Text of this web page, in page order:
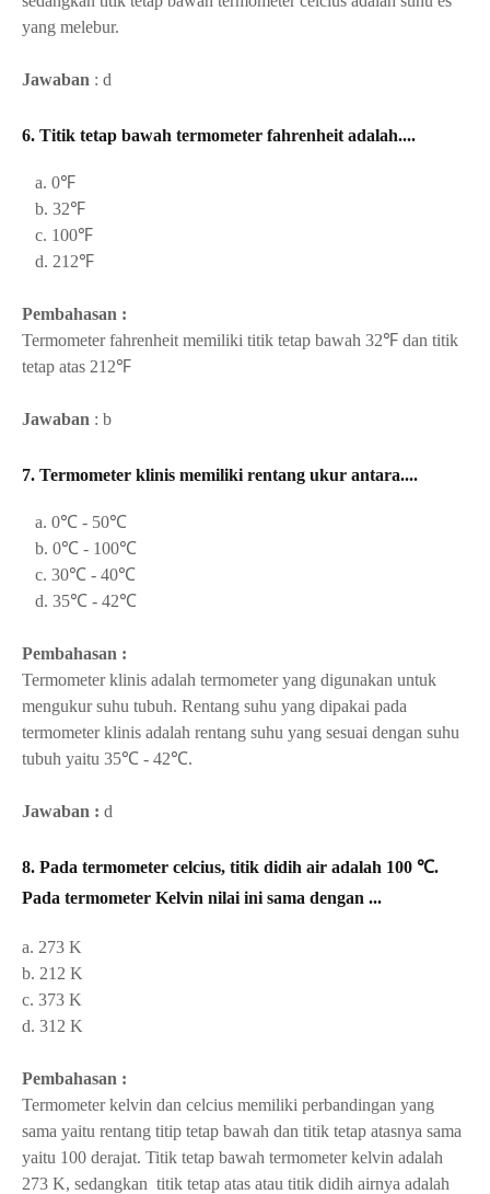
yang melebur.
Jawaban : d
6. Titik tetap bawah termometer fahrenheit adalah....
a. 0℉
b. 32℉
c. 100℉
d. 212℉
Pembahasan :
Termometer fahrenheit memiliki titik tetap bawah 32℉ dan titik
tetap atas 212℉
Jawaban : b
7. Termometer klinis memiliki rentang ukur antara....
a. 0℃ - 50℃
b. 0℃ - 100℃
c. 30℃ - 40℃
d. 35℃ - 42℃
Pembahasan :
Termometer klinis adalah termometer yang digunakan untuk
mengukur suhu tubuh. Rentang suhu yang dipakai pada
termometer klinis adalah rentang suhu yang sesuai dengan suhu
tubuh yaitu 35℃ - 42℃.
Jawaban : d
8. Pada termometer celcius, titik didih air adalah 100 ℃.
Pada termometer Kelvin nilai ini sama dengan ...
a. 273 K
b. 212 K
c. 373 K
d. 312 K
Pembahasan :
Termometer kelvin dan celcius memiliki perbandingan yang
sama yaitu rentang titip tetap bawah dan titik tetap atasnya sama
yaitu 100 derajat. Titik tetap bawah termometer kelvin adalah
273 K, sedangkan titik tetap atas atau titik didih airnya adalah